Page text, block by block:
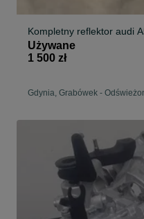
Kompletny reflektor audi
Używane
1 500 zł
Gdynia, Grabówek -